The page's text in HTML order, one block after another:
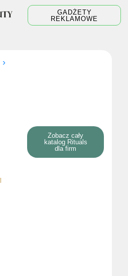
GADŻETY
REKLAMOWE
Zobacz cały
katalog Rituals
dla firm